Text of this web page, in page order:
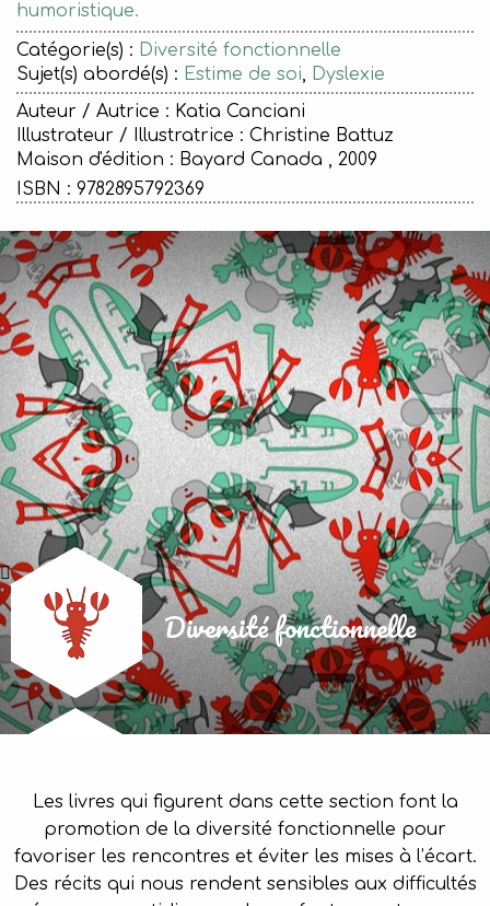
humoristique.
Catégorie(s) : Diversité fonctionnelle
Sujet(s) abordé(s) : Estime de soi, Dyslexie
Auteur / Autrice : Katia Canciani
Illustrateur / Illustratrice : Christine Battuz
Maison d'édition : Bayard Canada , 2009
ISBN : 9782895792369
Diversité fonctionnelle
Les livres qui figurent dans cette section font la
promotion de la diversité fonctionnelle pour
favoriser les rencontres et éviter les mises à l’écart.
Des récits qui nous rendent sensibles aux difficultés